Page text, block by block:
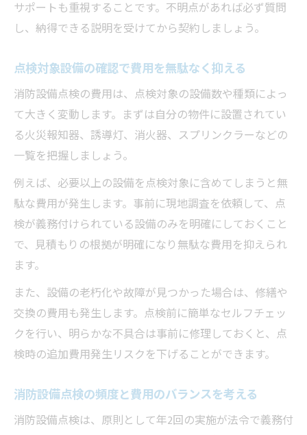
サポートも重視することです。不明点があれば必ず質問
し、納得できる説明を受けてから契約しましょう。
点検対象設備の確認で費用を無駄なく抑える
消防設備点検の費用は、点検対象の設備数や種類によっ
て大きく変動します。まずは自分の物件に設置されてい
る火災報知器、誘導灯、消火器、スプリンクラーなどの
一覧を把握しましょう。
例えば、必要以上の設備を点検対象に含めてしまうと無
駄な費用が発生します。事前に現地調査を依頼して、点
検が義務付けられている設備のみを明確にしておくこと
で、見積もりの根拠が明確になり無駄な費用を抑えられ
ます。
また、設備の老朽化や故障が見つかった場合は、修繕や
交換の費用も発生します。点検前に簡単なセルフチェッ
クを行い、明らかな不具合は事前に修理しておくと、点
検時の追加費用発生リスクを下げることができます。
消防設備点検の頻度と費用のバランスを考える
消防設備点検は、原則として年2回の実施が法令で義務付